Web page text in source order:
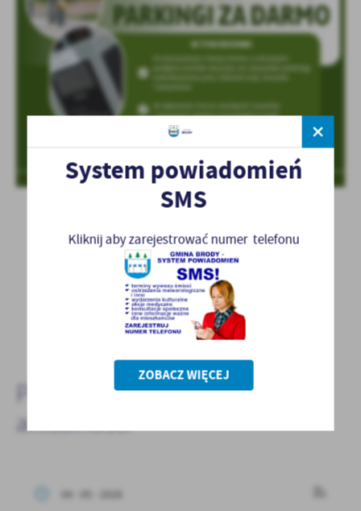
POWRÓT
POPRZEDNI NASTĘPNY
Pozostałe
aktualności
04 - 05 - 2026
System powiadomień
SMS
Kliknij aby zarejestrować numer telefonu
ZOBACZ WIĘCEJ